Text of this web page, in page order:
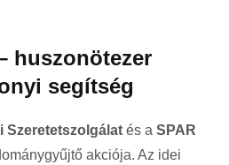
huszonötezer
segítség
Szeretetszolgálat és a SPAR
akciója. Az idei